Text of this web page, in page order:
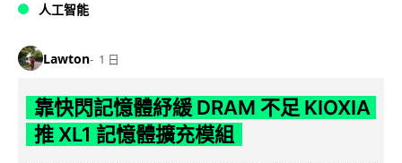
人工智能
Lawton 1 日
靠快閃記憶體紓緩 DRAM 不足 KIOXIA
推 XL1 記憶體擴充模組